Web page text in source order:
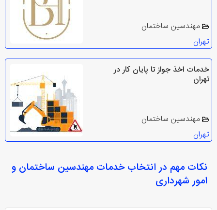
مهندسین ساختمان
تهران
خدمات اخذ جواز تا پایان کار در
تهران
مهندسین ساختمان
تهران
نکات مهم در انتخابخدمات مهندسین ساختمان و
امور شهرداری